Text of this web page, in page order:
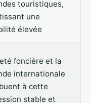
touristiques,
une
élevée
foncière et la
internationale
à cette
stable et